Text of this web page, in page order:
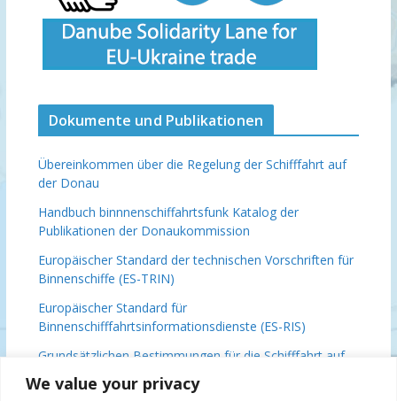
We value your privacy
Dokumente und Publikationen
Übereinkommen über die Regelung der Schifffahrt auf
der Donau
Handbuch binnnenschiffahrtsfunk Katalog der
Publikationen der Donaukommission
Europäischer Standard der technischen Vorschriften für
Binnenschiffe (ES-TRIN)
Europäischer Standard für
Binnenschifffahrtsinformationsdienste (ES-RIS)
Grundsätzlichen Bestimmungen für die Schifffahrt auf
der Donau (DFND)